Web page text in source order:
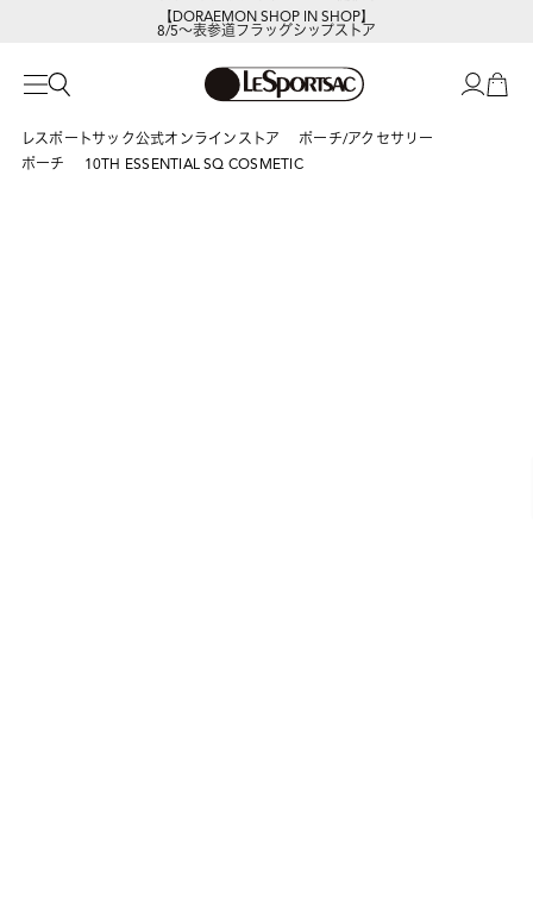
【DORAEMON SHOP IN SHOP】
8/5～表参道フラッグシップストア
レスポートサック公式オンラインストア
ポーチ/アクセサリー
ポーチ
10TH ESSENTIAL SQ COSMETIC